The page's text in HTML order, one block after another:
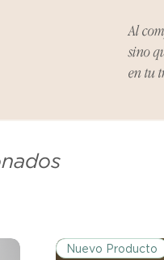
Al
sino
en tu
Nuevo Producto